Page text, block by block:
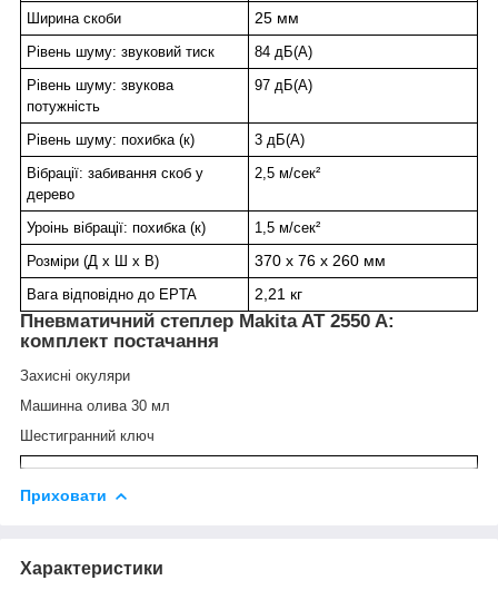
Ширина скоби
25 мм
Рівень шуму: звуковий тиск
84 дБ(А)
Рівень шуму: звукова
потужність
97 дБ(А)
Рівень шуму: похибка (к)
3 дБ(А)
Вібрації: забивання скоб у
дерево
2,5 м/сек²
Уроінь вібрації: похибка (к)
1,5 м/сек²
Розміри (Д х Ш х В)
370 x 76 x 260 мм
Вага відповідно до EPTA 2,21 кг
Пневматичний степлер Makita AT 2550 A:
комплект постачання
Захисні окуляри
Машинна олива 30 мл
Шестигранний ключ
Приховати
Характеристики